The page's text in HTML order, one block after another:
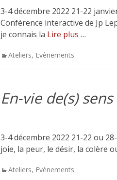
3-4 décembre 2022 21-22
Conférence interactive de Jp
je connais la Lire plus …
Categories
Ateliers, Evènements
En-vie de(s)
3-4 décembre 2022 21-22 ou
joie, la peur, le désir, la colère
Categories
Ateliers, Evènements